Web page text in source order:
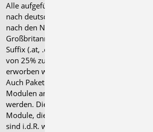
Alle aufgeführten Preise verstehen sich für
nach deutschen Normgrundlagen (".de").
nach den Normen für Österreich, Schweiz,
Großbritannien verfügbar sind, tragen ein
Suffix (.at, .ch, .it bzw. .uk) und können
von 25% zusammen mit dem jeweiligen
erworben werden.
Auch Pakete können gegen einen Aufpreis
Modulen anderer Normen (.at, .ch, .it bzw.
werden. Die Paketerweiterung umfasst alle
Module, die zum Zeitpunkt des Kaufs
sind i.d.R. weniger Module als nach